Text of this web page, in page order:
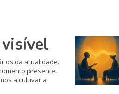
da atualidade.
presente.
a cultivar a